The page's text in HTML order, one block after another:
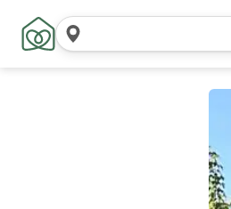
Buscar